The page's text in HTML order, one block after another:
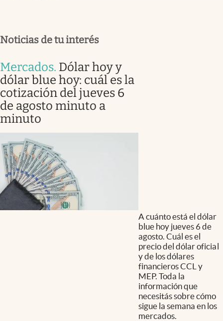
Noticias de tu interés
Mercados. Dólar hoy y
dólar blue hoy: cuál es la
cotización del jueves 6
de agosto minuto a
minuto
A cuánto está el dólar
blue hoy jueves 6 de
agosto. Cuál es el
precio del dólar oficial
y de los dólares
financieros CCL y
MEP. Toda la
información que
necesitás sobre cómo
sigue la semana en los
mercados.